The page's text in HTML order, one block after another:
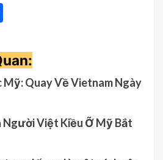
Quay Về Vietnam Ngày
Người Việt Kiều Ỡ Mỹ Bắt